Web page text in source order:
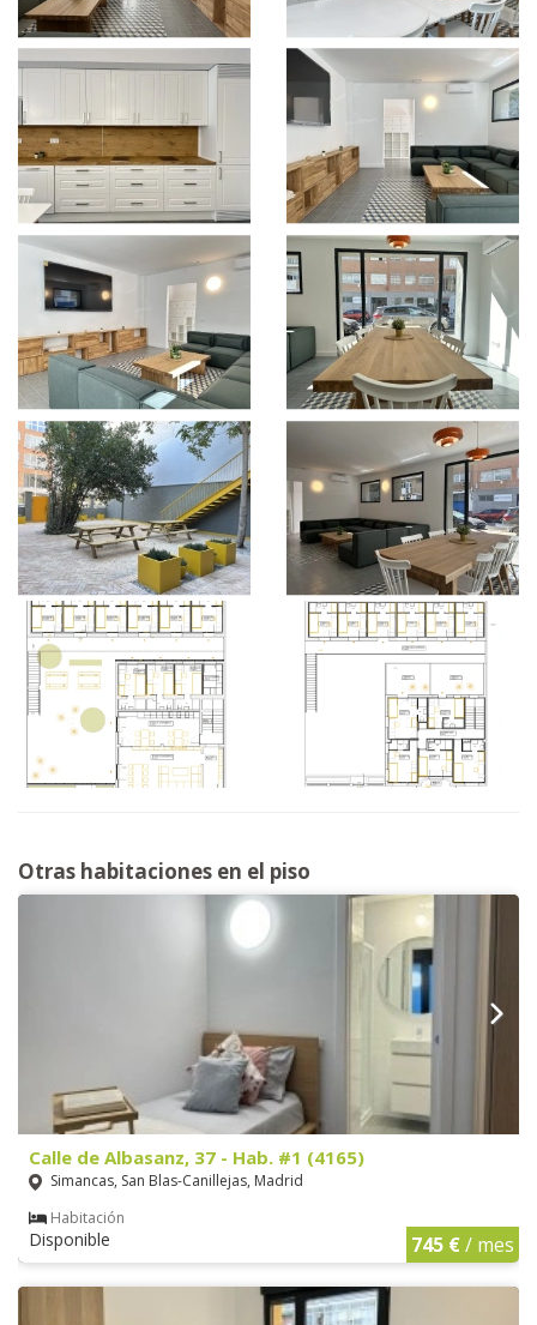
Otras habitaciones en el piso
Calle de Albasanz, 37 - Hab. #1 (4165)
Simancas, San Blas-Canillejas, Madrid
Habitación
Disponible 745 €/ mes